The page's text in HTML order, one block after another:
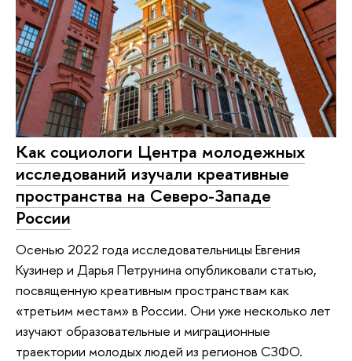
Как социологи Центра молодежных
исследований изучали креативные
пространства на Северо-Западе
России
Осенью 2022 года исследовательницы Евгения
Кузинер и Дарья Петрунина опубликовали статью,
посвященную креативным пространствам как
«третьим местам» в России. Они уже несколько лет
изучают образовательные и миграционные
траектории молодых людей из регионов СЗФО.